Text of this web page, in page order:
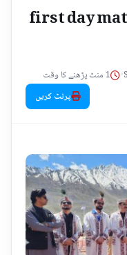
first day
•
1 منٹ پڑھنے کا وقت
پرنٹ کریں